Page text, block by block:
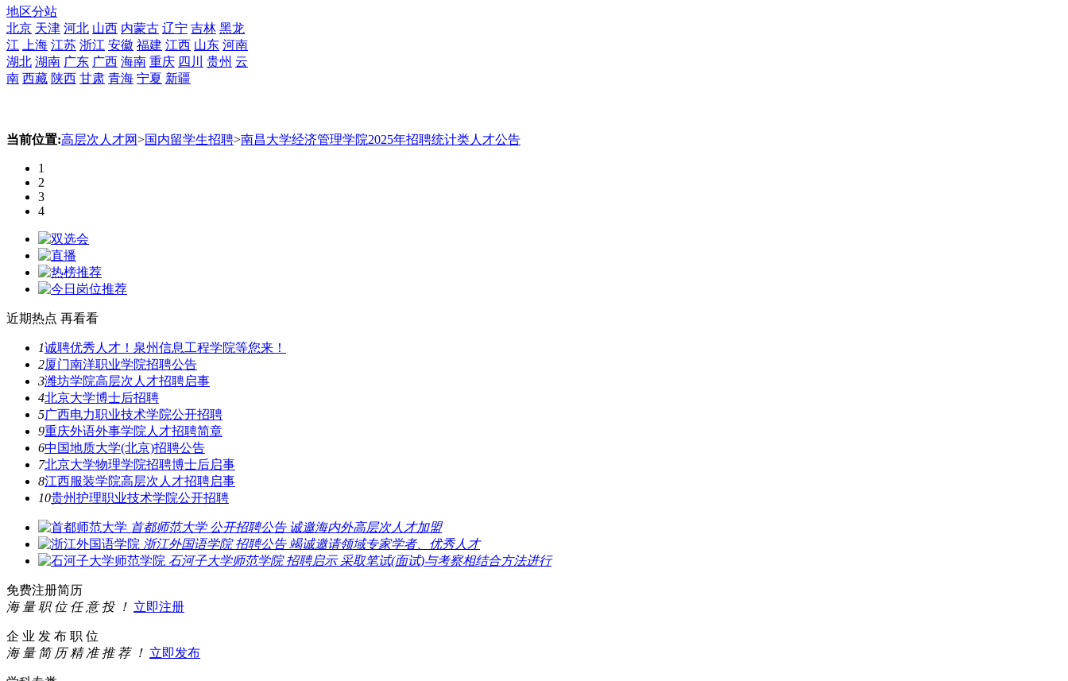
地区分站
北京 天津 河北 山西 内蒙古 辽宁 吉林 黑龙
江
上海 江苏 浙江 安徽 福建 江西 山东 河南
湖北 湖南 广东 广西 海南 重庆 四川 贵州 云
南 西藏 陕西 甘肃 青海 宁夏 新疆
当前位置:高层次人才网>国内留学生招聘>南昌大学经济管理学院2025年招聘统计类人才公告
1
2
3
4
近期热点 再看看
1诚聘优秀人才！泉州信息工程学院等您来！
2厦门南洋职业学院招聘公告
3潍坊学院高层次人才招聘启事
4北京大学博士后招聘
5广西电力职业技术学院公开招聘
9重庆外语外事学院人才招聘简章
6中国地质大学(北京)招聘公告
7北京大学物理学院招聘博士后启事
8江西服装学院高层次人才招聘启事
10贵州护理职业技术学院公开招聘
首都师范大学 公开招聘公告 诚邀海内外高层次人才加盟
浙江外国语学院 招聘公告 竭诚邀请领域专家学者、优秀人才
石河子大学师范学院 招聘启示 采取笔试(面试)与考察相结合方法进行
免费注册简历
海 量 职 位 任 意 投 ！ 立即注册
企 业 发 布 职 位
海 量 简 历 精 准 推 荐 ！ 立即发布